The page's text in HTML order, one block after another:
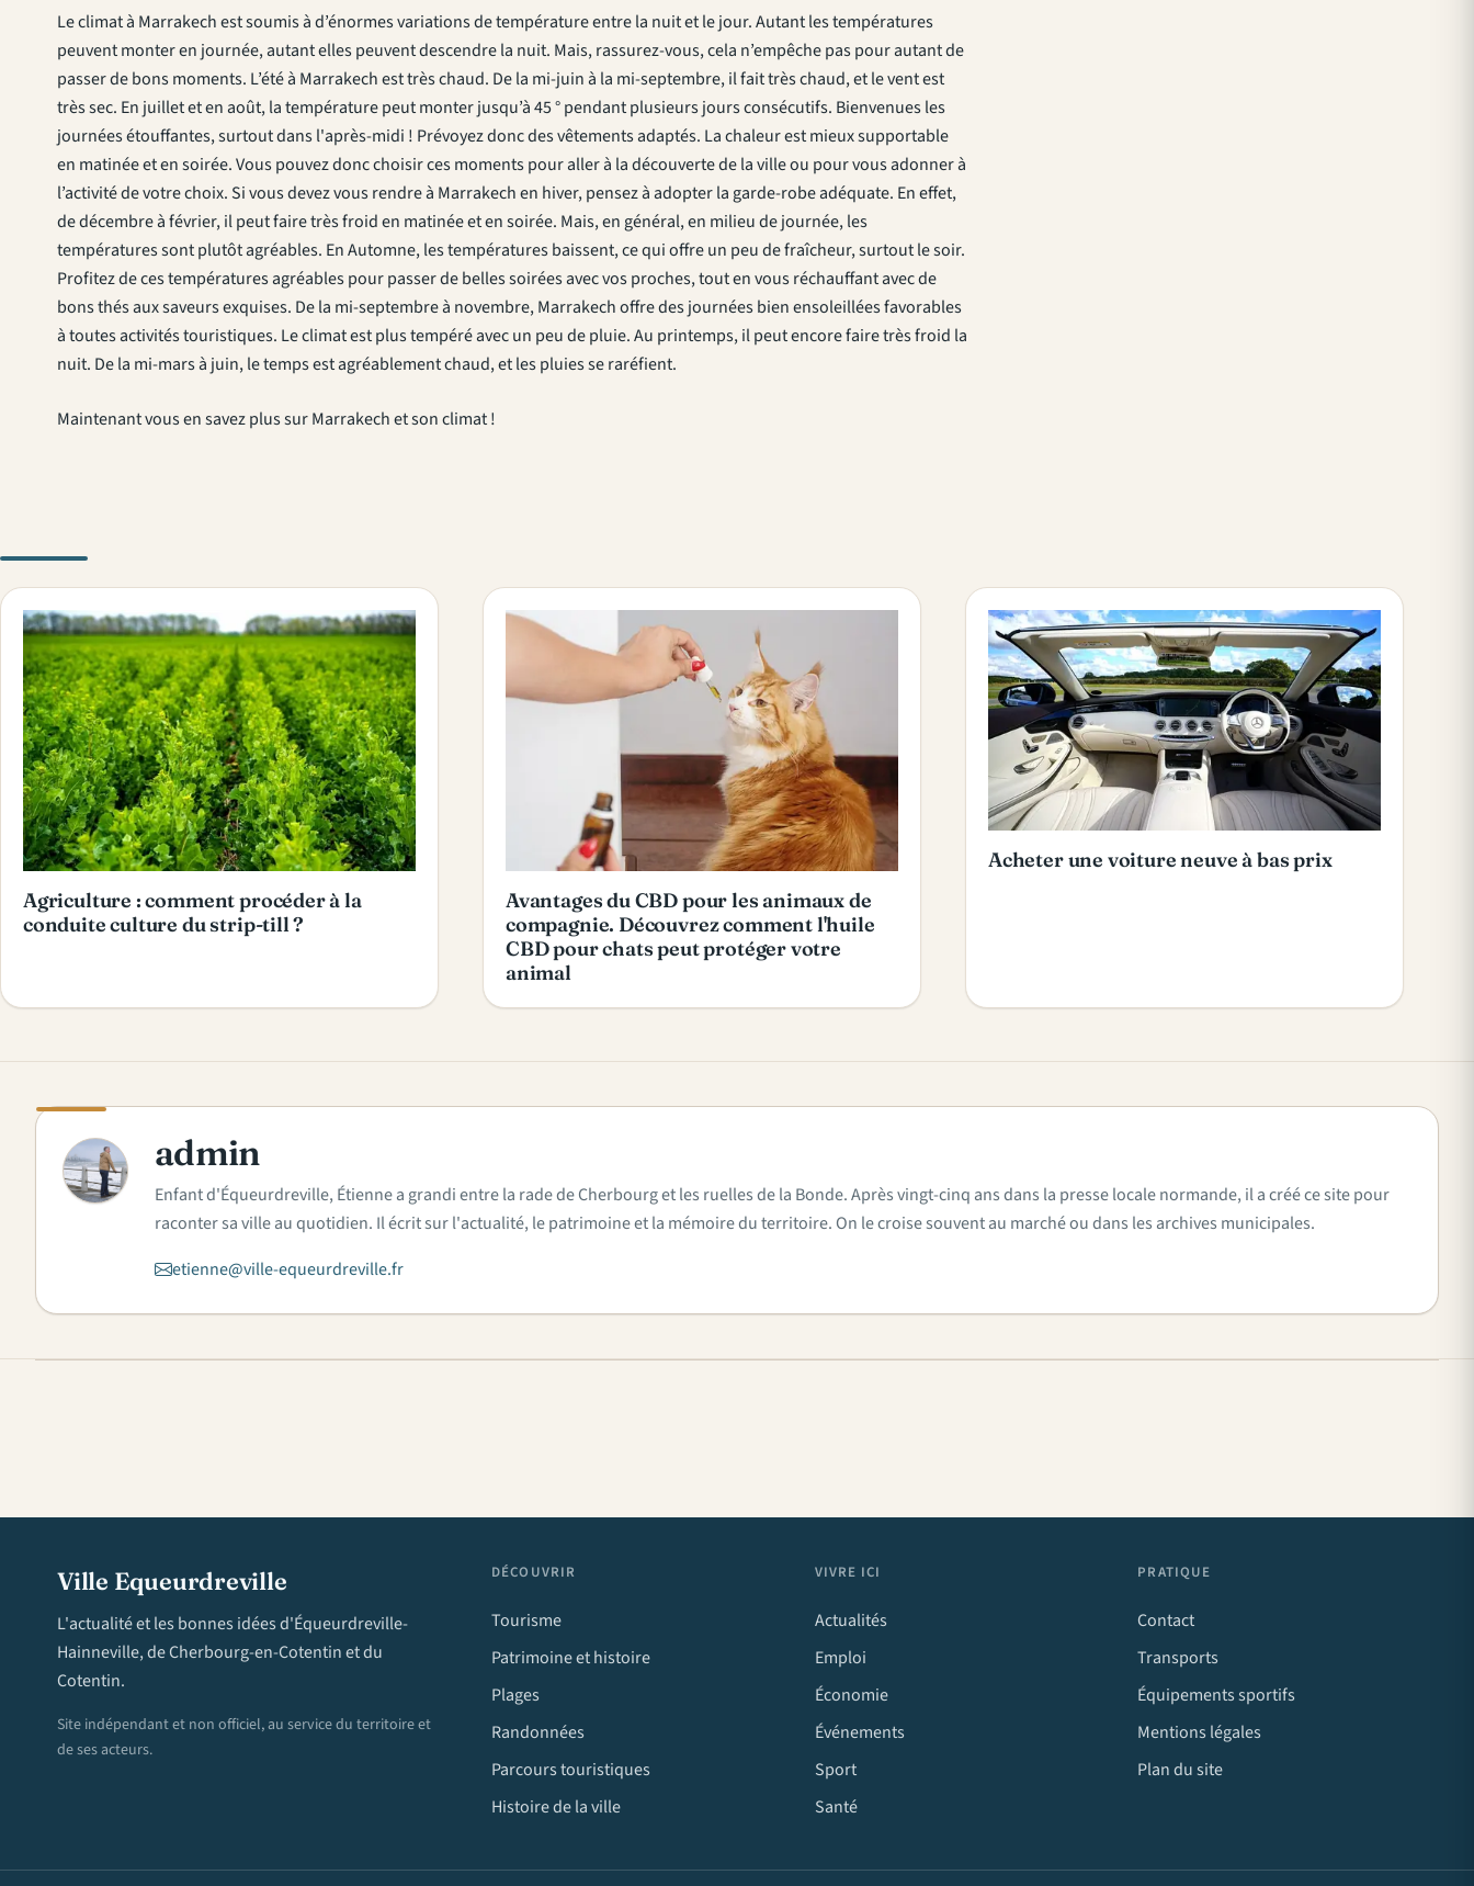
Le climat à Marrakech est soumis à d’énormes variations de température entre la nuit et le jour. Autant les températures
peuvent monter en journée, autant elles peuvent descendre la nuit. Mais, rassurez-vous, cela n’empêche pas pour autant de
passer de bons moments. L’été à Marrakech est très chaud. De la mi-juin à la mi-septembre, il fait très chaud, et le vent est
très sec. En juillet et en août, la température peut monter jusqu’à 45 ° pendant plusieurs jours consécutifs. Bienvenues les
journées étouffantes, surtout dans l'après-midi ! Prévoyez donc des vêtements adaptés. La chaleur est mieux supportable
en matinée et en soirée. Vous pouvez donc choisir ces moments pour aller à la découverte de la ville ou pour vous adonner à
l’activité de votre choix. Si vous devez vous rendre à Marrakech en hiver, pensez à adopter la garde-robe adéquate. En effet,
de décembre à février, il peut faire très froid en matinée et en soirée. Mais, en général, en milieu de journée, les
températures sont plutôt agréables. En Automne, les températures baissent, ce qui offre un peu de fraîcheur, surtout le soir.
Profitez de ces températures agréables pour passer de belles soirées avec vos proches, tout en vous réchauffant avec de
bons thés aux saveurs exquises. De la mi-septembre à novembre, Marrakech offre des journées bien ensoleillées favorables
à toutes activités touristiques. Le climat est plus tempéré avec un peu de pluie. Au printemps, il peut encore faire très froid la
nuit. De la mi-mars à juin, le temps est agréablement chaud, et les pluies se raréfient.
Maintenant vous en savez plus sur Marrakech et son climat !
Agriculture : comment procéder à la
conduite culture du strip-till ?
Avantages du CBD pour les animaux de
compagnie. Découvrez comment l'huile
CBD pour chats peut protéger votre
animal
Acheter une voiture neuve à bas prix
A admin
Enfant d'Équeurdreville, Étienne a grandi entre la rade de Cherbourg et les ruelles de la Bonde. Après vingt-cinq ans dans la presse locale normande, il a créé ce site pour
raconter sa ville au quotidien. Il écrit sur l'actualité, le patrimoine et la mémoire du territoire. On le croise souvent au marché ou dans les archives municipales.
etienne@ville-equeurdreville.fr
Ville Equeurdreville
L'actualité et les bonnes idées d'Équeurdreville-
Hainneville, de Cherbourg-en-Cotentin et du
Cotentin.
Site indépendant et non officiel, au service du territoire et
de ses acteurs.
DÉCOUVRIR
Tourisme
Patrimoine et histoire
Plages
Randonnées
Parcours touristiques
Histoire de la ville
VIVRE ICI
Actualités
Emploi
Économie
Événements
Sport
Santé
PRATIQUE
Contact
Transports
Équipements sportifs
Mentions légales
Plan du site